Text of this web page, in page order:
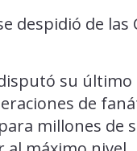
despidió de
su
de
millones de